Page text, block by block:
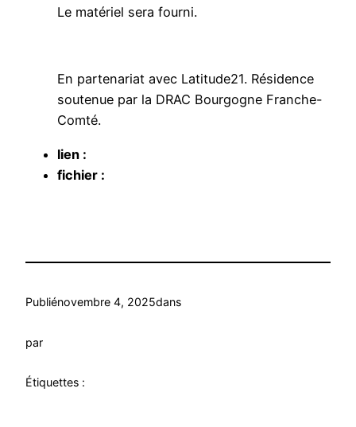
Le matériel sera fourni.
En partenariat avec Latitude21. Résidence
soutenue par la DRAC Bourgogne Franche-
Comté.
lien :
fichier :
Publiénovembre 4, 2025dans
par
Étiquettes :